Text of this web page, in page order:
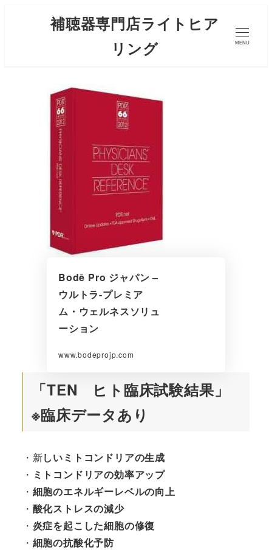
補聴器専門店ライトヒア
リング
MENU
Bodē Pro ジャパン –
ウルトラ-プレミア
ム・ウェルネスソリュ
ーション
www.bodeprojp.com
「TEN ヒト臨床試験結果」
※臨床データあり
・新しいミトコンドリアの生成
・ ミトコンドリアの効率アップ
・ 細胞のエネルギーレベルの向上
・ 酸化ストレスの減少
・ 炎症を起こした細胞の修復
・ 細胞の抗酸化予防